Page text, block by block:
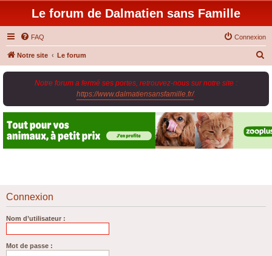
Le forum de Dalmatien sans Famille
FAQ Connexion
Notre site Le forum
e
r
Notre forum a fermé ses portes, retrouvez-nous sur notre site :
https://www.dalmatiensansfamille.fr/.
Connexion
Nom d’utilisateur :
Mot de passe :